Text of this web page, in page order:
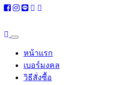
หน้าแรก
เบอร์มงคล
วิธีสั่งซื้อ